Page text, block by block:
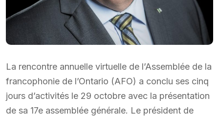
La rencontre annuelle virtuelle de l’Assemblée de la
francophonie de l’Ontario (AFO) a conclu ses cinq
jours d’activités le 29 octobre avec la présentation
de sa 17e assemblée générale. Le président de